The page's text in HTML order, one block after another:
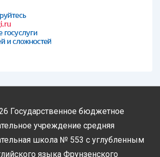
Государственное бюджетное
учреждение средняя
школа № 553 с углубленным
языка Фрунзенского